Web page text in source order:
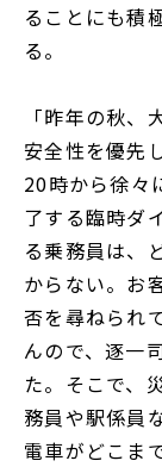
ることにも積
る。
「昨年の秋、
安全性を優先
20時から徐々
了する臨時ダ
る乗務員は、
からない。お
否を尋ねられ
んので、逐一
た。そこで、
務員や駅係員
電車がどこま